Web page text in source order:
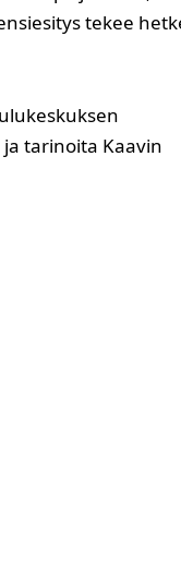
tekee
tarinoita Kaavin